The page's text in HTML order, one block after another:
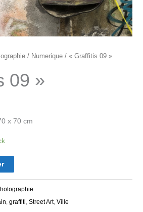
/ Numerique / « Graffitis 09 »
09 »
x 70 cm
,graffiti ,Street Art,Ville